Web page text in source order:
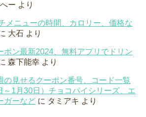
へー より
メニューの時間、カロリー、価格な
大石 より
ポン最新2024、無料アプリでドリン
森下能幸 より
の見せるクーポン番号、コード一覧
～1月30日）チョコパイシリーズ、エ
ガーなど に タミアキ より